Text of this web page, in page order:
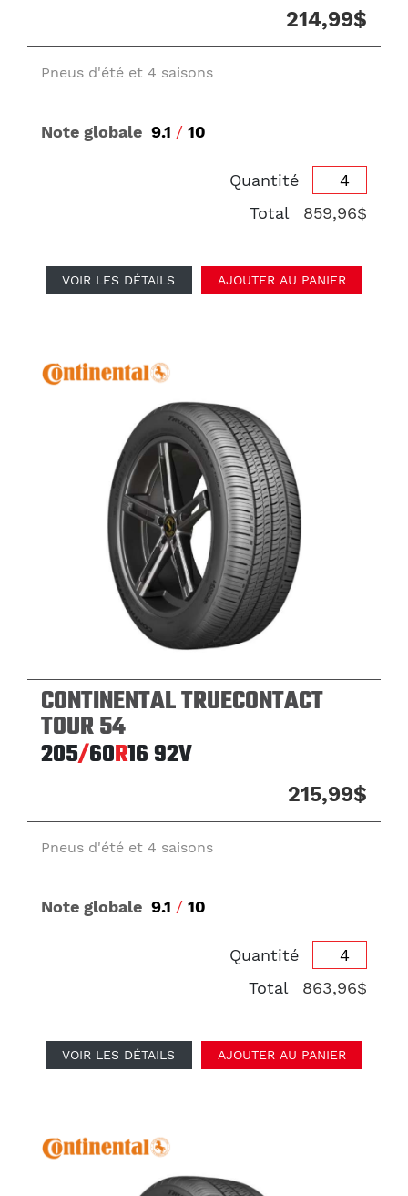
214,99$
Pneus d'été et 4 saisons
Note globale 9.1 / 10
Quantité
Total
859,96$
VOIR LES DÉTAILS AJOUTER AU PANIER
CONTINENTAL TRUECONTACT
TOUR 54
205/60R1692V
215,99$
Pneus d'été et 4 saisons
Note globale 9.1 / 10
Quantité
Total
863,96$
VOIR LES DÉTAILS AJOUTER AU PANIER